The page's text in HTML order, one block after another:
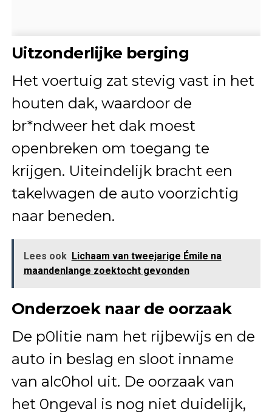
Uitzonderlijke berging
Het voertuig zat stevig vast in het
houten dak, waardoor de
br*ndweer het dak moest
openbreken om toegang te
krijgen. Uiteindelijk bracht een
takelwagen de auto voorzichtig
naar beneden.
Lees ook Lichaam van tweejarige Émile na
maandenlange zoektocht gevonden
Onderzoek naar de oorzaak
De p0litie nam het rijbewijs en de
auto in beslag en sloot inname
van alc0hol uit. De oorzaak van
het 0ngeval is nog niet duidelijk,